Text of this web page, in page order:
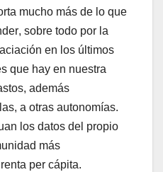
mucho más de lo que
sobre todo por la
en los últimos
que hay en nuestra
además
a otras autonomías.
los datos del propio
más
per cápita.